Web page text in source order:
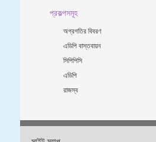
প্রকল্পসমূহ
অগ্রগতির বিবরণ
এডিপি বাস্তবায়ন
সিপিপিসি
এডিপি
রাজস্ব